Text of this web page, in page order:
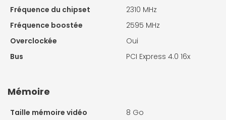
Fréquence du chipset
2310 MHz
Fréquence boostée
2595 MHz
Overclockée
Oui
Bus
PCI Express 4.0 16x
Mémoire
Taille mémoire vidéo 8 Go